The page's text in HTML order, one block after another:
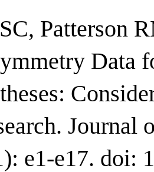
Patterson
Data
Journal
e1-e17. doi: